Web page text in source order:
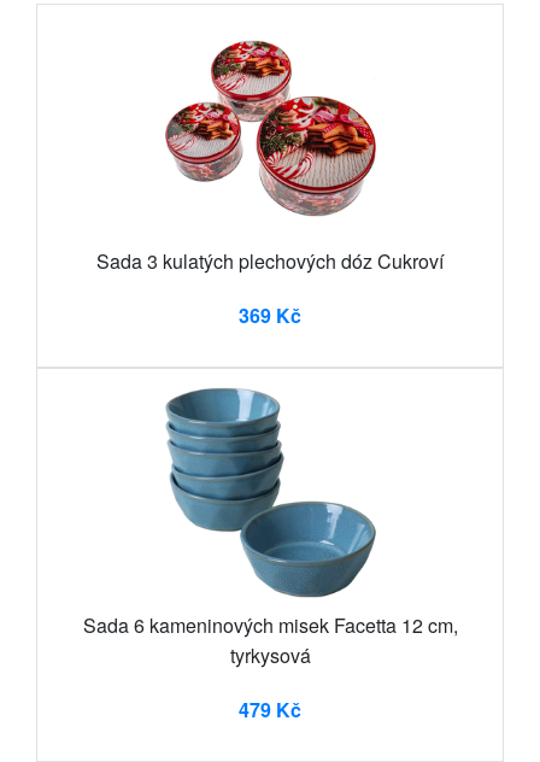
Sada 3 kulatých plechových dóz Cukroví
369 Kč
Sada 6 kameninových misek Facetta 12 cm,
tyrkysová
479 Kč